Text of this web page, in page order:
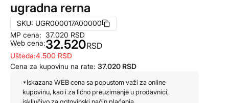
ugradna rerna
SKU: UGR000017A00000
MP cena:
Web cena:
37.020 RSD
32.520RSD
Ušteda:4.500 RSD
Cena za kupovinu na rate: 37.020 RSD
*Iskazana WEB cena sa popustom važi za online
kupovinu, kao i za lično preuzimanje u prodavnici,